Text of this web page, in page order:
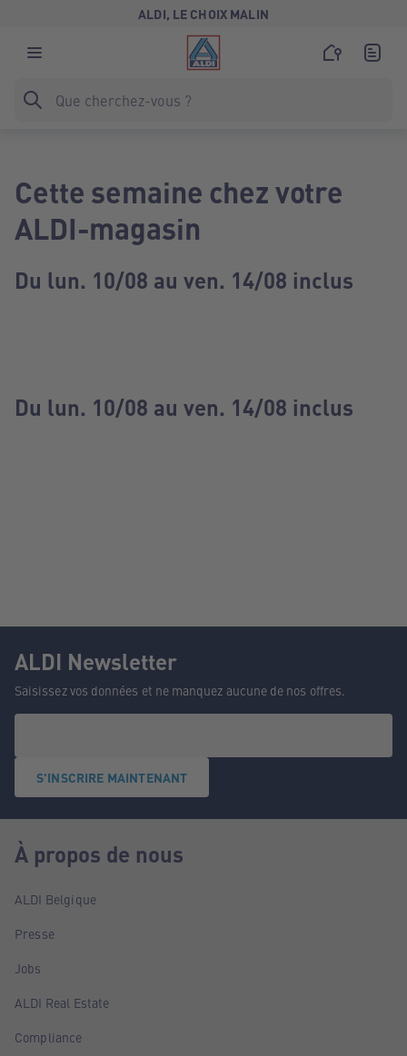
ALDI, LE CHOIX MALIN
Cette semaine chez votre
ALDI-magasin
Du lun. 10/08 au ven. 14/08 inclus
Du lun. 10/08 au ven. 14/08 inclus
ALDI Newsletter
Saisissez vos données et ne manquez aucune de nos offres.
S'INSCRIRE MAINTENANT
À propos de nous
ALDI Belgique
Presse
Jobs
ALDI Real Estate
Compliance